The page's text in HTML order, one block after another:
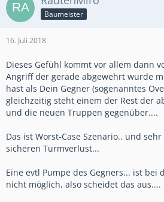
zurecht.
Baumeister
16. Juli 2018
Dieses Gefühl kommt vor allem dann
Angriff der gerade abgewehrt wurde
hast als Dein Gegner (sogenanntes
gleichzeitig steht einem der Rest der
und die neuen Truppen gegenüber....
Das ist Worst-Case Szenario.. und
sicheren Turmverlust...
Eine evtl Pumpe des Gegners... ist bei
nicht möglich, also scheidet das aus....